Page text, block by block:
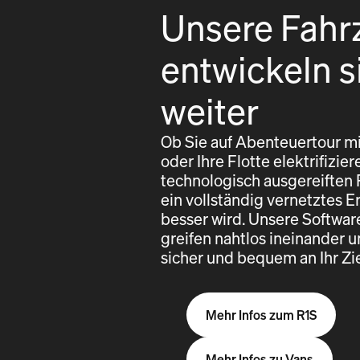
Unsere
entwickeln
weiter
Ob Sie auf Abenteuertour
oder Ihre Flotte
technologisch ausgereiften
ein vollständig vernetztes
besser wird. Unsere
greifen nahtlos ineinander
sicher und bequem an Ihr
Mehr Infos zum R1S